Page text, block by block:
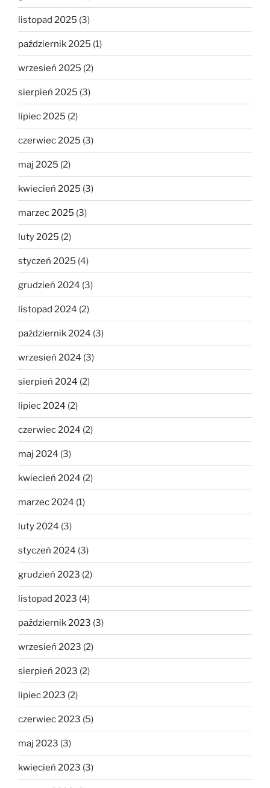
listopad 2025 (3)
październik 2025 (1)
wrzesień 2025 (2)
sierpień 2025 (3)
lipiec 2025 (2)
czerwiec 2025 (3)
maj 2025 (2)
kwiecień 2025 (3)
marzec 2025 (3)
luty 2025 (2)
styczeń 2025 (4)
grudzień 2024 (3)
listopad 2024 (2)
październik 2024 (3)
wrzesień 2024 (3)
sierpień 2024 (2)
lipiec 2024 (2)
czerwiec 2024 (2)
maj 2024 (3)
kwiecień 2024 (2)
marzec 2024 (1)
luty 2024 (3)
styczeń 2024 (3)
grudzień 2023 (2)
listopad 2023 (4)
październik 2023 (3)
wrzesień 2023 (2)
sierpień 2023 (2)
lipiec 2023 (2)
czerwiec 2023 (5)
maj 2023 (3)
kwiecień 2023 (3)